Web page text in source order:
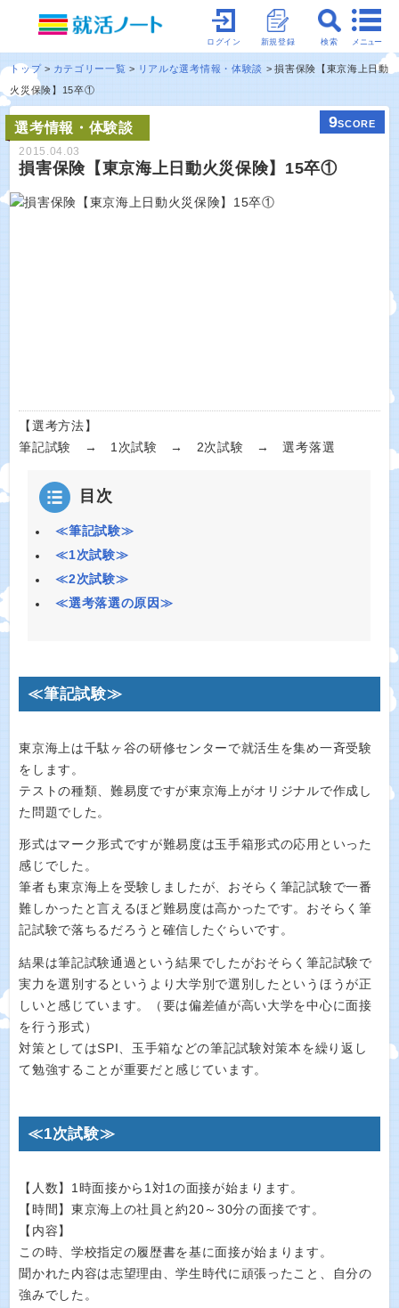
メニュー
検索
新規登録
ログイン
トップ カテゴリー一覧 リアルな選考情報・体験談
損害保険【東京海上日動
火災保険】15卒①
選考情報・体験談 9SCORE
2015.04.03
損害保険【東京海上日動火災保険】15卒①
【選考方法】
筆記試験 → 1次試験 → 2次試験 → 選考落選
目次
≪筆記試験≫
≪1次試験≫
≪2次試験≫
≪選考落選の原因≫
≪筆記試験≫
東京海上は千駄ヶ谷の研修センターで就活生を集め一斉受験
をします。
テストの種類、難易度ですが東京海上がオリジナルで作成し
た問題でした。
形式はマーク形式ですが難易度は玉手箱形式の応用といった
感じでした。
筆者も東京海上を受験しましたが、おそらく筆記試験で一番
難しかったと言えるほど難易度は高かったです。おそらく筆
記試験で落ちるだろうと確信したぐらいです。
結果は筆記試験通過という結果でしたがおそらく筆記試験で
実力を選別するというより大学別で選別したというほうが正
しいと感じています。（要は偏差値が高い大学を中心に面接
を行う形式）
対策としてはSPI、玉手箱などの筆記試験対策本を繰り返し
て勉強することが重要だと感じています。
≪1次試験≫
【人数】1時面接から1対1の面接が始まります。
【時間】東京海上の社員と約20～30分の面接です。
【内容】
この時、学校指定の履歴書を基に面接が始まります。
聞かれた内容は志望理由、学生時代に頑張ったこと、自分の
強みでした。